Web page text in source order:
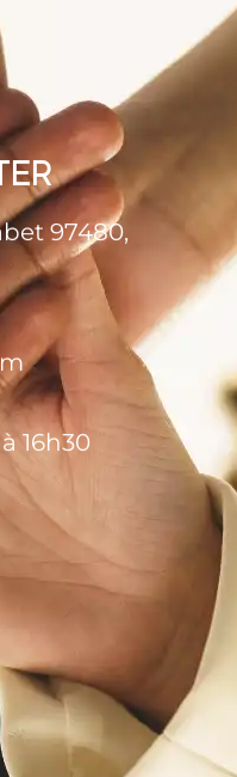
97480,
16h30